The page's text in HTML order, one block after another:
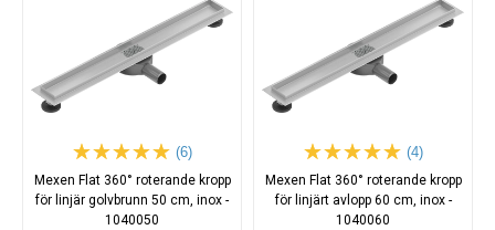
(6)
Mexen Flat 360° roterande kropp
för linjär golvbrunn 50 cm, inox -
1040050
(4)
Mexen Flat 360° roterande kropp
för linjärt avlopp 60 cm, inox -
1040060